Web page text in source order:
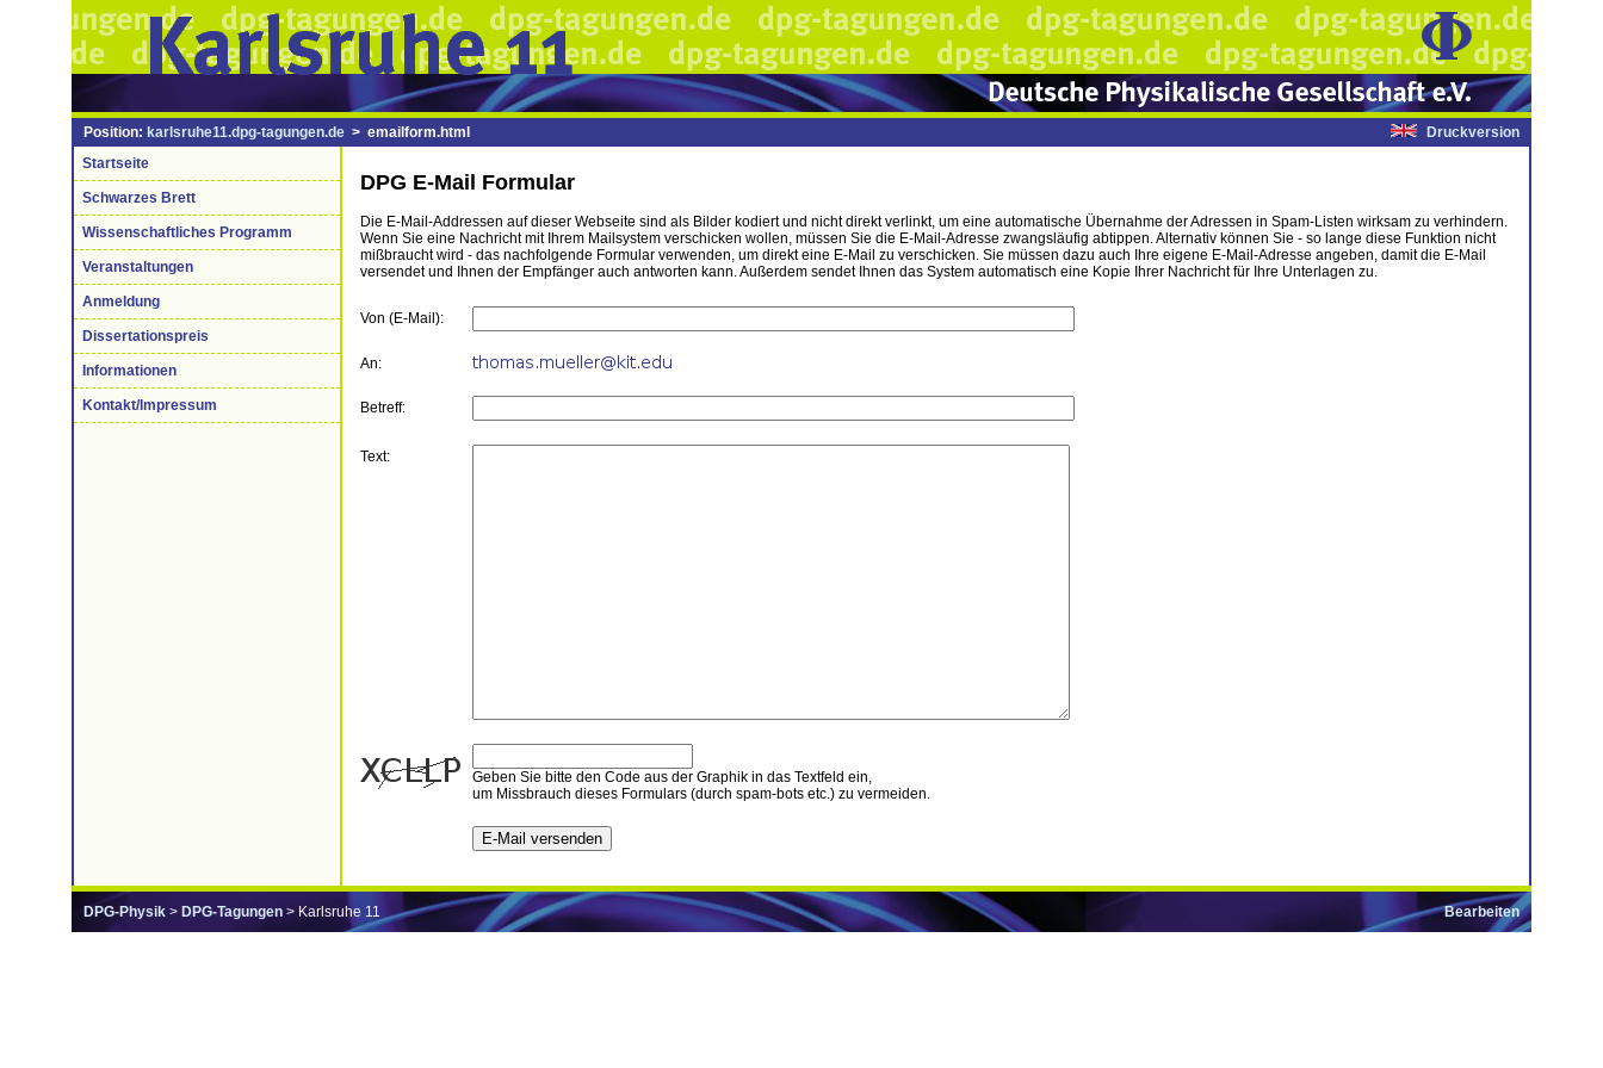
Druckversion
Position: karlsruhe11.dpg-tagungen.de > emailform.html
Startseite
Schwarzes Brett
Wissenschaftliches Programm
Veranstaltungen
Anmeldung
Dissertationspreis
Informationen
Kontakt/Impressum
DPG E-Mail Formular
Die E-Mail-Addressen auf dieser Webseite sind als Bilder kodiert und nicht direkt verlinkt, um eine automatische Übernahme der Adressen in Spam-Listen wirksam zu verhindern.
Wenn Sie eine Nachricht mit Ihrem Mailsystem verschicken wollen, müssen Sie die E-Mail-Adresse zwangsläufig abtippen. Alternativ können Sie - so lange diese Funktion nicht
mißbraucht wird - das nachfolgende Formular verwenden, um direkt eine E-Mail zu verschicken. Sie müssen dazu auch Ihre eigene E-Mail-Adresse angeben, damit die E-Mail
versendet und Ihnen der Empfänger auch antworten kann. Außerdem sendet Ihnen das System automatisch eine Kopie Ihrer Nachricht für Ihre Unterlagen zu.
Von (E-Mail):
An:
Betreff:
Text:
Geben Sie bitte den Code aus der Graphik in das Textfeld ein,
um Missbrauch dieses Formulars (durch spam-bots etc.) zu vermeiden.
Bearbeiten
DPG-Physik > DPG-Tagungen > Karlsruhe 11